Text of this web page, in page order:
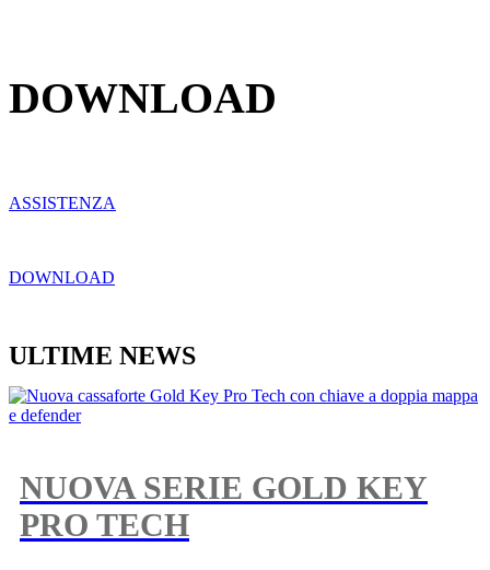
DOWNLOAD
ASSISTENZA
DOWNLOAD
ULTIME NEWS
NUOVA SERIE GOLD KEY
PRO TECH